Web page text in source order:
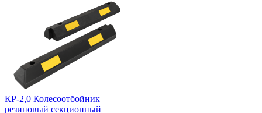
КР-2,0 Колесоотбойник
резиновый секционный